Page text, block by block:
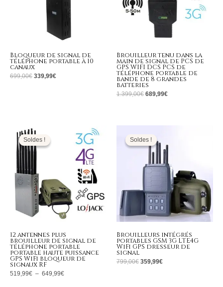
Bloqueur de signal de
téléphone portable à 10
canaux
699,00€ 339,99€
Brouilleur tenu dans la
main de signal de PCS de
GPS WIFI DCS PCS de
téléphone portable de
bande de 8 grandes
batteries
1.399,00€ 689,99€
Soldes !
Soldes !
12 antennes plus
brouilleur de signal de
téléphone portable
portable haute puissance
GPS WiFi bloqueur de
signaux RF
519,99€ – 649,99€
519,99€
649,99€
Soldes !
Soldes !
Brouilleurs intégrés
portables GSM 3G LTE4G
WiFi GPS dresseur de
signal
799,00€
initial
était :
799,00€.
359,99€
est :
359,99€.